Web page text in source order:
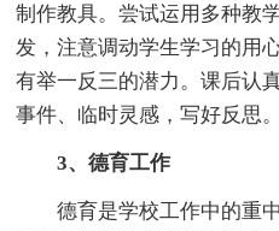
制作教具。尝试运用多种教
发，注意调动学生学习的用
有举一反三的潜力。课后认
事件、临时灵感，写好反思。
3、德育工作
德育是学校工作中的重